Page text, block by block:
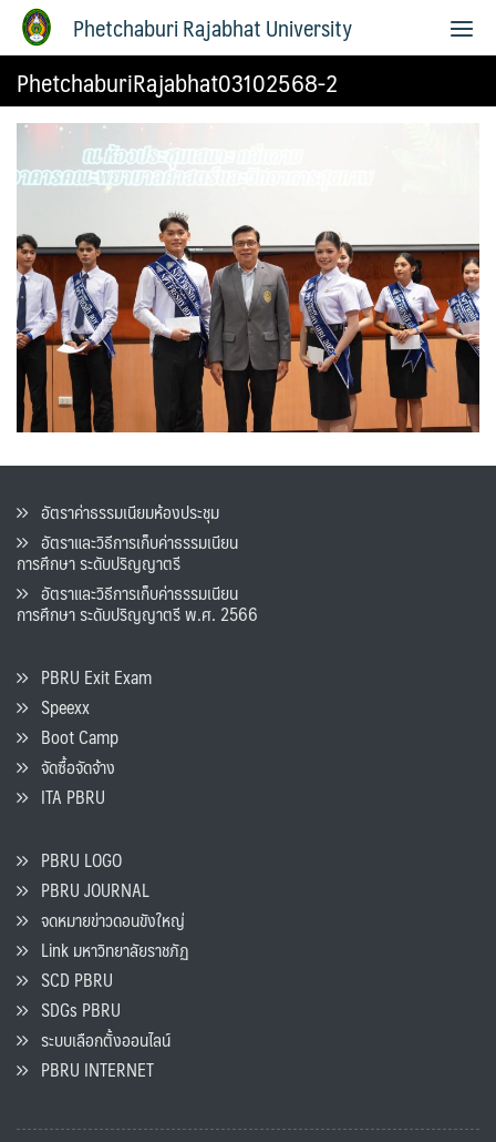
Phetchaburi Rajabhat University
PhetchaburiRajabhat03102568-2
อัตราค่าธรรมเนียมห้องประชุม
อัตราและวิธีการเก็บค่าธรรมเนียน
การศึกษา ระดับปริญญาตรี
อัตราและวิธีการเก็บค่าธรรมเนียน
การศึกษา ระดับปริญญาตรี พ.ศ. 2566
PBRU Exit Exam
Speexx
Boot Camp
จัดซื้อจัดจ้าง
ITA PBRU
PBRU LOGO
PBRU JOURNAL
จดหมายข่าวดอนขังใหญ่
Link มหาวิทยาลัยราชภัฏ
SCD PBRU
SDGs PBRU
ระบบเลือกตั้งออนไลน์
PBRU INTERNET